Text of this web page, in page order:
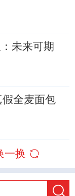
未来可期
全麦面包
一换